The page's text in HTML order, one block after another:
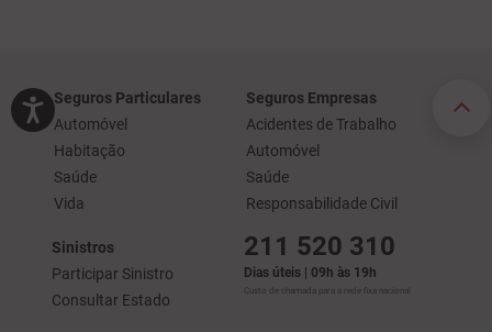
Seguros Particulares
Automóvel
Habitação
Saúde
Vida
Seguros Empresas
Acidentes de Trabalho
Automóvel
Saúde
Responsabilidade Civil
Sinistros
Participar Sinistro
Consultar Estado
211 520 310
Dias úteis | 09h às 19h
Custo de chamada para a rede fixa nacional